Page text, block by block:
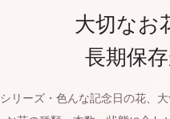
大切なお
長期保
リーズ・色んな記念日の花、